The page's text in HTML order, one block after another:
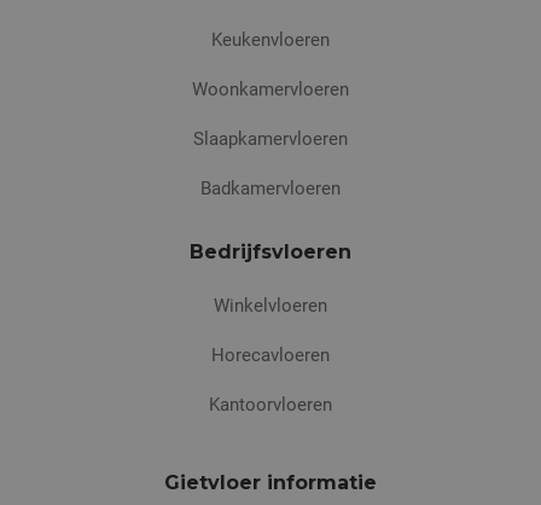
Keukenvloeren
Woonkamervloeren
Slaapkamervloeren
Badkamervloeren
Bedrijfsvloeren
Winkelvloeren
Horecavloeren
Kantoorvloeren
Gietvloer informatie